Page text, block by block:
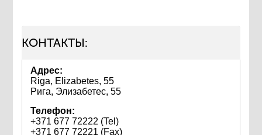
КОНТАКТЫ:
Адрес:
Riga, Elizabetes, 55
Рига, Элизабетес, 55
Телефон:
+371 677 72222 (Tel)
+371 677 72221 (Fax)